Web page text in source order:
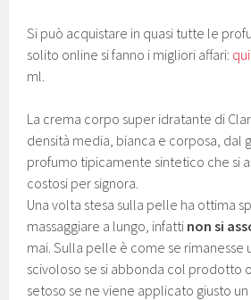
Si può acquistare in quasi tutte le
solito online si fanno i migliori affari: qui
ml.
La crema corpo super idratante di
densità media, bianca e corposa, dal
profumo tipicamente sintetico che si
costosi per signora.
Una volta stesa sulla pelle ha ottima
massaggiare a lungo, infatti non si
mai. Sulla pelle è come se rimanesse
scivoloso se si abbonda col prodotto
setoso se ne viene applicato giusto